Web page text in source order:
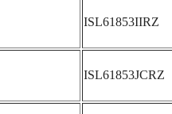
ISL61853IIRZ
ISL61853JCRZ